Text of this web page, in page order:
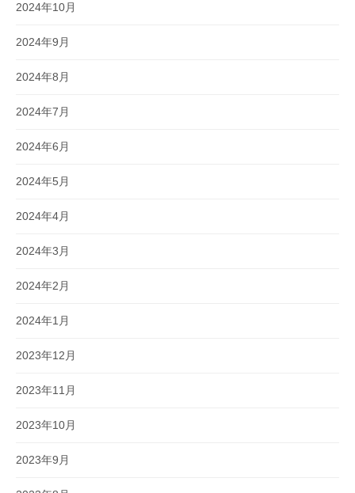
2024年10月
2024年9月
2024年8月
2024年7月
2024年6月
2024年5月
2024年4月
2024年3月
2024年2月
2024年1月
2023年12月
2023年11月
2023年10月
2023年9月